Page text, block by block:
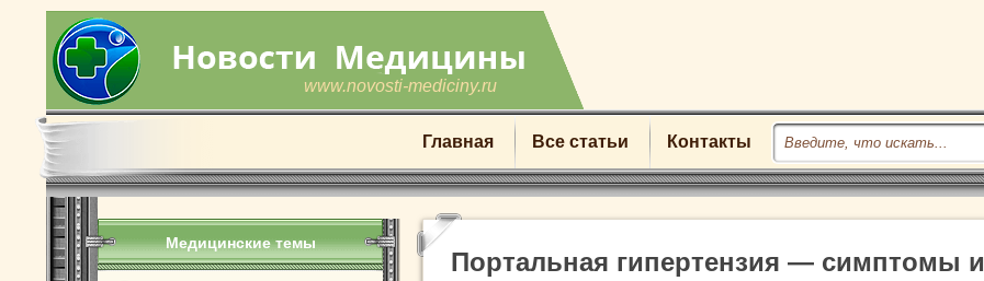
www.novosti-mediciny.ru
Главная Все статьи Контакты
Медицинские темы
Портальная гипертензия — симптомы и